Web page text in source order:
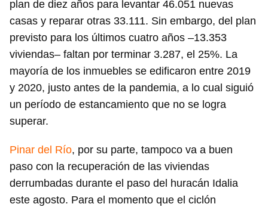
Guardar como favorito
Para poder guardar como favorito, primero has de
iniciar sesión con tu cuenta de 14ymedio.
plan de diez años para levantar 46.051 nuevas
casas y reparar otras 33.111. Sin embargo, del plan
previsto para los últimos cuatro años –13.353
viviendas– faltan por terminar 3.287, el 25%. La
mayoría de los inmuebles se edificaron entre 2019
y 2020, justo antes de la pandemia, a lo cual siguió
un período de estancamiento que no se logra
superar.
Pinar del Río, por su parte, tampoco va a buen
paso con la recuperación de las viviendas
derrumbadas durante el paso del huracán Idalia
este agosto. Para el momento que el ciclón